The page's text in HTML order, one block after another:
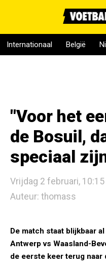
Internationaal België
"Voor het
de Bosuil,
speciaal
Vrijdag 2 februari,
Auteur: thomass
De match staat blijkbaar
Antwerp vs Waasland-
de eerste keer terug naar